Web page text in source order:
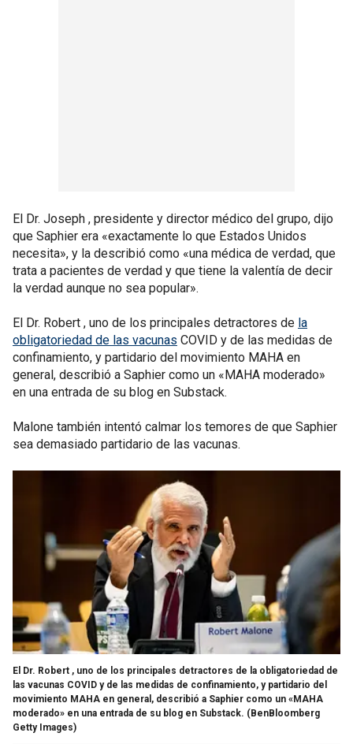
El Dr. Joseph , presidente y director médico del grupo, dijo
que Saphier era «exactamente lo que Estados Unidos
necesita», y la describió como «una médica de verdad, que
trata a pacientes de verdad y que tiene la valentía de decir
la verdad aunque no sea popular».
El Dr. Robert , uno de los principales detractores de la
obligatoriedad de las vacunas COVID y de las medidas de
confinamiento, y partidario del movimiento MAHA en
general, describió a Saphier como un «MAHA moderado»
en una entrada de su blog en Substack.
Malone también intentó calmar los temores de que Saphier
sea demasiado partidario de las vacunas.
El Dr. Robert , uno de los principales detractores de la obligatoriedad de
las vacunas COVID y de las medidas de confinamiento, y partidario del
movimiento MAHA en general, describió a Saphier como un «MAHA
moderado» en una entrada de su blog en Substack. (BenBloomberg
Getty Images)